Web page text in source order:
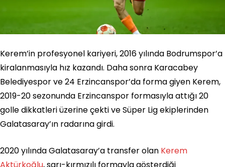
Kerem’in profesyonel kariyeri, 2016 yılında Bodrumspor’a
kiralanmasıyla hız kazandı. Daha sonra Karacabey
Belediyespor ve 24 Erzincanspor’da forma giyen Kerem,
2019-20 sezonunda Erzincanspor formasıyla attığı 20
golle dikkatleri üzerine çekti ve Süper Lig ekiplerinden
Galatasaray’ın radarına girdi.
2020 yılında Galatasaray’a transfer olan Kerem